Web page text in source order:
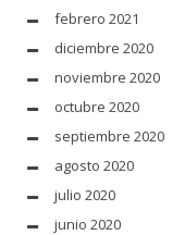
febrero 2021
diciembre 2020
noviembre 2020
octubre 2020
septiembre 2020
agosto 2020
julio 2020
junio 2020